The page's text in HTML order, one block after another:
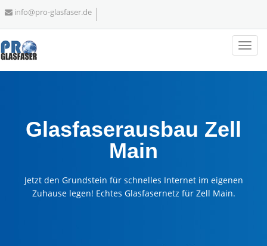
info@pro-glasfaser.de
Glasfaserausbau Zell
Main
Jetzt den Grundstein für schnelles Internet im eigenen
Zuhause legen! Echtes Glasfasernetz für Zell Main.